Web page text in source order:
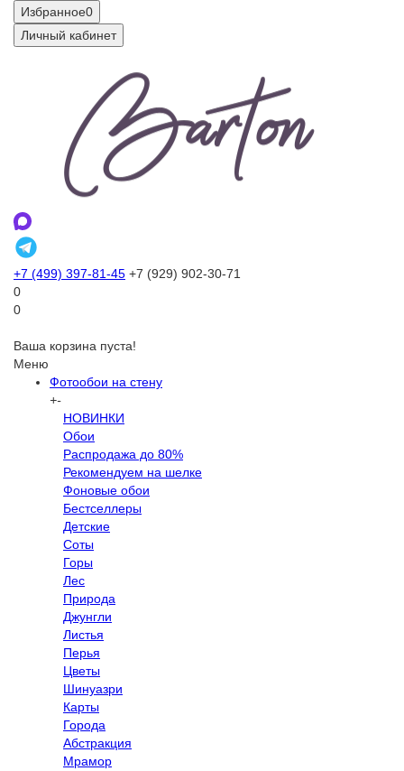
Избранное0
Личный кабинет
+7 (499) 397-81-45 +7 (929) 902-30-71
0
0
Ваша корзина пуста!
Меню
Фотообои на стену
+-
НОВИНКИ
Обои
Распродажа до 80%
Рекомендуем на шелке
Фоновые обои
Бестселлеры
Детские
Соты
Горы
Лес
Природа
Джунгли
Листья
Перья
Цветы
Шинуазри
Карты
Города
Абстракция
Мрамор